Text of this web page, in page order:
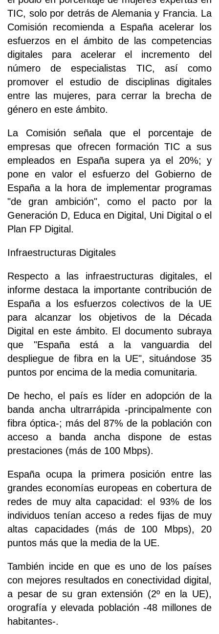
TIC, solo por detrás de Alemania y Francia. La
Comisión recomienda a España acelerar los
esfuerzos en el ámbito de las competencias
digitales para acelerar el incremento del
número de especialistas TIC, así como
promover el estudio de disciplinas digitales
entre las mujeres, para cerrar la brecha de
género en este ámbito.
La Comisión señala que el porcentaje de
empresas que ofrecen formación TIC a sus
empleados en España supera ya el 20%; y
pone en valor el esfuerzo del Gobierno de
España a la hora de implementar programas
"de gran ambición", como el pacto por la
Generación D, Educa en Digital, Uni Digital o el
Plan FP Digital.
Infraestructuras Digitales
Respecto a las infraestructuras digitales, el
informe destaca la importante contribución de
España a los esfuerzos colectivos de la UE
para alcanzar los objetivos de la Década
Digital en este ámbito. El documento subraya
que "España está a la vanguardia del
despliegue de fibra en la UE", situándose 35
puntos por encima de la media comunitaria.
De hecho, el país es líder en adopción de la
banda ancha ultrarrápida -principalmente con
fibra óptica-; más del 87% de la población con
acceso a banda ancha dispone de estas
prestaciones (más de 100 Mbps).
España ocupa la primera posición entre las
grandes economías europeas en cobertura de
redes de muy alta capacidad: el 93% de los
individuos tenían acceso a redes fijas de muy
altas capacidades (más de 100 Mbps), 20
puntos más que la media de la UE.
También incide en que es uno de los países
con mejores resultados en conectividad digital,
a pesar de su gran extensión (2º en la UE),
orografía y elevada población -48 millones de
habitantes-.